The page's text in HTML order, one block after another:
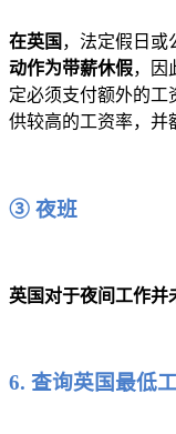
在英国 ，法定假日或
动作为带薪休假，因
定必须支付额外的工
供较高的工资率，并
③ 夜班
英国对于夜间工作并
6. 查询英国最低